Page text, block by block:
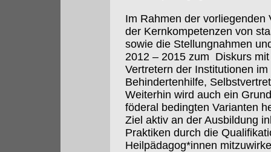
Im Rahmen der
der Kernkompetenzen von
sowie die Stellungnahmen
2012 – 2015 zum Diskurs
Vertretern der Institutionen
Behindertenhilfe,
Weiterhin wird auch ein
föderal bedingten Varianten
Ziel aktiv an der Ausbildung
Praktiken durch die
Heilpädagog*innen